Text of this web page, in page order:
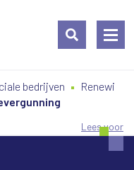
bedrijven
Renewi
Lees voor